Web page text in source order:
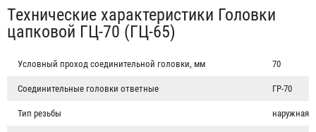
Табы
Технические характеристики Головки
цапковой ГЦ-70 (ГЦ-65)
Условный проход соединительной головки, мм 70
Соединительные головки ответные ГР-70
Тип резьбы наружная